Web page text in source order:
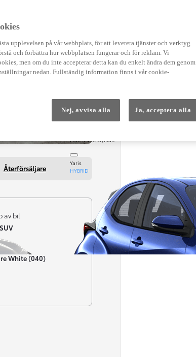
Från 3 958 kr/mån
Yaris
HYBRID
Återförsäljare
av bil
White (040)
upplevelsen på vår webbplats, för att leverera tjänster och verktyg
och förbättra hur webbplatsen fungerar och för reklam. Vi
men om du inte accepterar detta kan du enkelt ändra dem genom
nedan. Fullständig information finns i vår cookie-
Nej, avvisa alla Ja, acceptera alla